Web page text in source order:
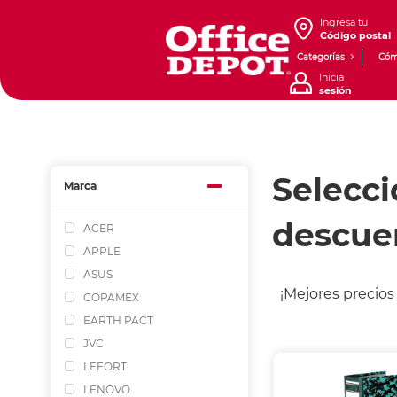
Ingresa tu
Código postal
Categorías
Inicia
sesión
Marca
ACER
APPLE
ASUS
COPAMEX
EARTH PACT
JVC
LEFORT
LENOVO
¡Mejores